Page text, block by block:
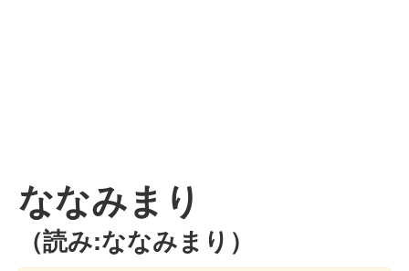
ななみまり
（読み:ななみまり）